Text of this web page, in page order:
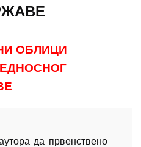
ОБЛИЦИ
да првенствено